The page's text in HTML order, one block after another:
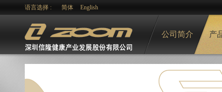
语言选择 : 简体 English
公司简介 产